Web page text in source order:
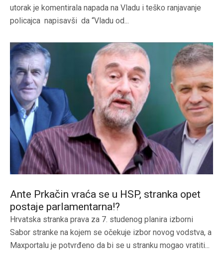
utorak je komentirala napada na Vladu i teško ranjavanje
policajca napisavši da “Vladu od...
Ante Prkačin vraća se u HSP, stranka opet
postaje parlamentarna!?
Hrvatska stranka prava za 7. studenog planira izborni
Sabor stranke na kojem se očekuje izbor novog vodstva, a
Maxportalu je potvrđeno da bi se u stranku mogao vratiti...